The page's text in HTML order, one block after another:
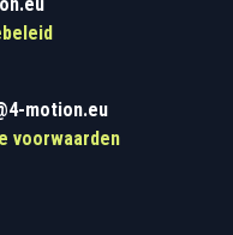
motion.eu
voorwaarden